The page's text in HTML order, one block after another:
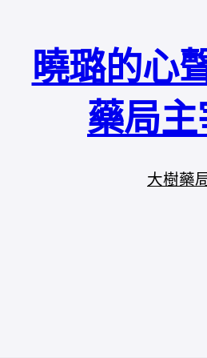
曉璐的心
藥局
大樹藥